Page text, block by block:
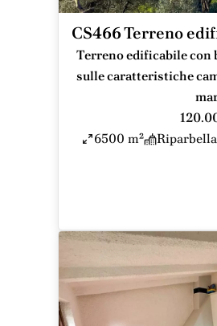
CS466 Terreno
Terreno edificabile con
sulle caratteristiche
6500 m²
Riparbella